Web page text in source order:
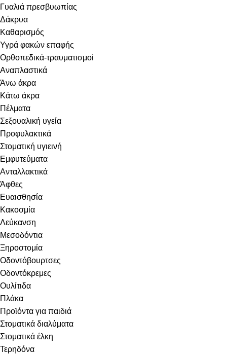
Γυαλιά πρεσβυωπίας
Δάκρυα
Καθαρισμός
Υγρά φακών επαφής
Ορθοπεδικά-τραυματισμοί
Αναπλαστικά
Άνω άκρα
Κάτω άκρα
Πέλματα
Σεξουαλική υγεία
Προφυλακτικά
Στοματική υγιεινή
Eμφυτεύματα
Ανταλλακτικά
Άφθες
Ευαισθησία
Κακοσμία
Λεύκανση
Μεσοδόντια
Ξηροστομία
Οδοντόβουρτσες
Οδοντόκρεμες
Ουλίτιδα
Πλάκα
Προϊόντα για παιδιά
Στοματικά διαλύματα
Στοματικά έλκη
Τερηδόνα